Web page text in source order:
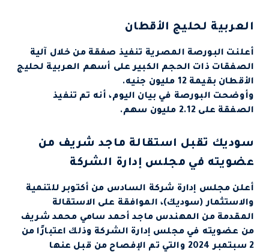
العربية لحليج الأقطان
أعلنت البورصة المصرية تنفيذ صفقة من خلال آلية
الصفقات ذات الحجم الكبير على أسهم العربية لحليج
الأقطان بقيمة 12 مليون جنيه.
وأوضحت البورصة في بيان اليوم، أنه تم تنفيذ
الصفقة على 2.12 مليون سهم.
سوديك تقبل استقالة ماجد شريف من
عضويته في مجلس إدارة الشركة
أعلن مجلس إدارة شركة السادس من أكتوبر للتنمية
والاستثمار (سوديك)، الموافقة على الاستقالة
المقدمة من المهندس ماجد أحمد سامي محمد شريف
من عضويته في مجلس إدارة الشركة وذلك اعتبارًا من
2 سبتمبر 2024 والتي تم الإفصاح من قبل عنها